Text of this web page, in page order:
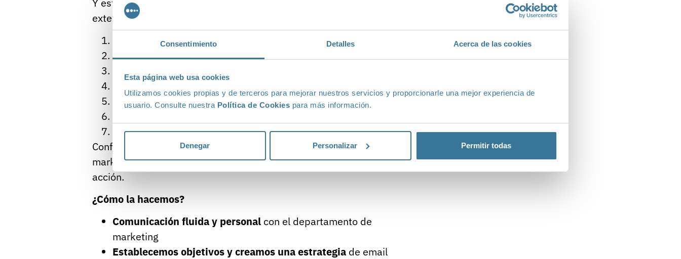
Consentimiento Detalles Acerca de las cookies
Esta página web usa cookies
Utilizamos cookies propias y de terceros para mejorar nuestros servicios y proporcionarle una mejor experiencia de
usuario. Consulte nuestra Política de Cookies para más información.
Denegar Personalizar Permitir todas
externalización del email marketing:
Ahorro de tiempo
Reducción de costes
Equipo especializado y con experiencia
Cumplimiento de objetivos
Acceso a las últimas tecnologías y estrategias
La empresa se puede focalización en la actividad principal
Confía en nosotros para externalizar tus necesidades de email
marketing, analizamos tus necesidades y te proponemos un plan de
acción.
¿Cómo la hacemos?
Comunicación fluida y personal con el departamento de
marketing
Establecemos objetivos y creamos una estrategia de email